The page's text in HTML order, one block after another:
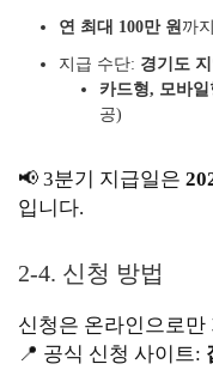
연 최대 100만 원 까
지급 수단: 경기도 지
카드형, 모바일
공)
📢 3분기 지급일은
입니다.
2-4. 신청 방법
신청은 온라인으로만
📍 공식 신청 사이트: